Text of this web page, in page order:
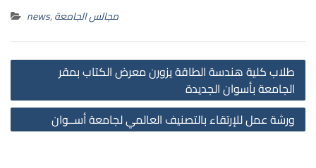
news,مجالس الجامعة
طلاب كلية هندسة الطاقة يزورن معرض الكتاب بمقر
الجامعة بأسوان الجديدة
ورشة عمل للإرتقاء بالتصنيف العالمي لجامعة أســوان